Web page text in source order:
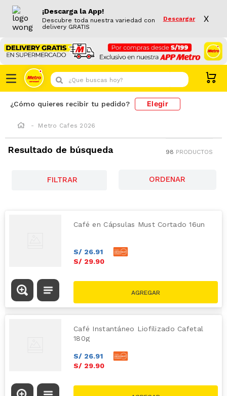
¡Descarga la App!
Descubre toda nuestra variedad con
delivery GRATIS
Descargar X
¿Que buscas hoy?
¿Cómo quieres recibir tu pedido? Elegir
Metro Cafes 2026
Resultado de búsqueda 98 PRODUCTOS
FILTRAR
Café en Cápsulas Must Cortado 16un
S/ 26.91
S/ 29.90
Café Instantáneo Liofilizado Cafetal
180g
S/ 26.91
S/ 29.90